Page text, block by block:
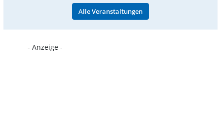
Alle Veranstaltungen
- Anzeige -